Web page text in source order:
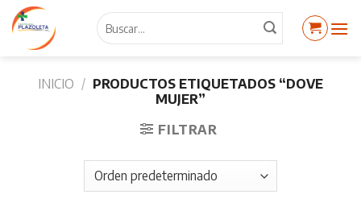
Skip
content
Buscar
por:
INICIO / PRODUCTOS ETIQUETADOS “DOVE
MUJER”
FILTRAR